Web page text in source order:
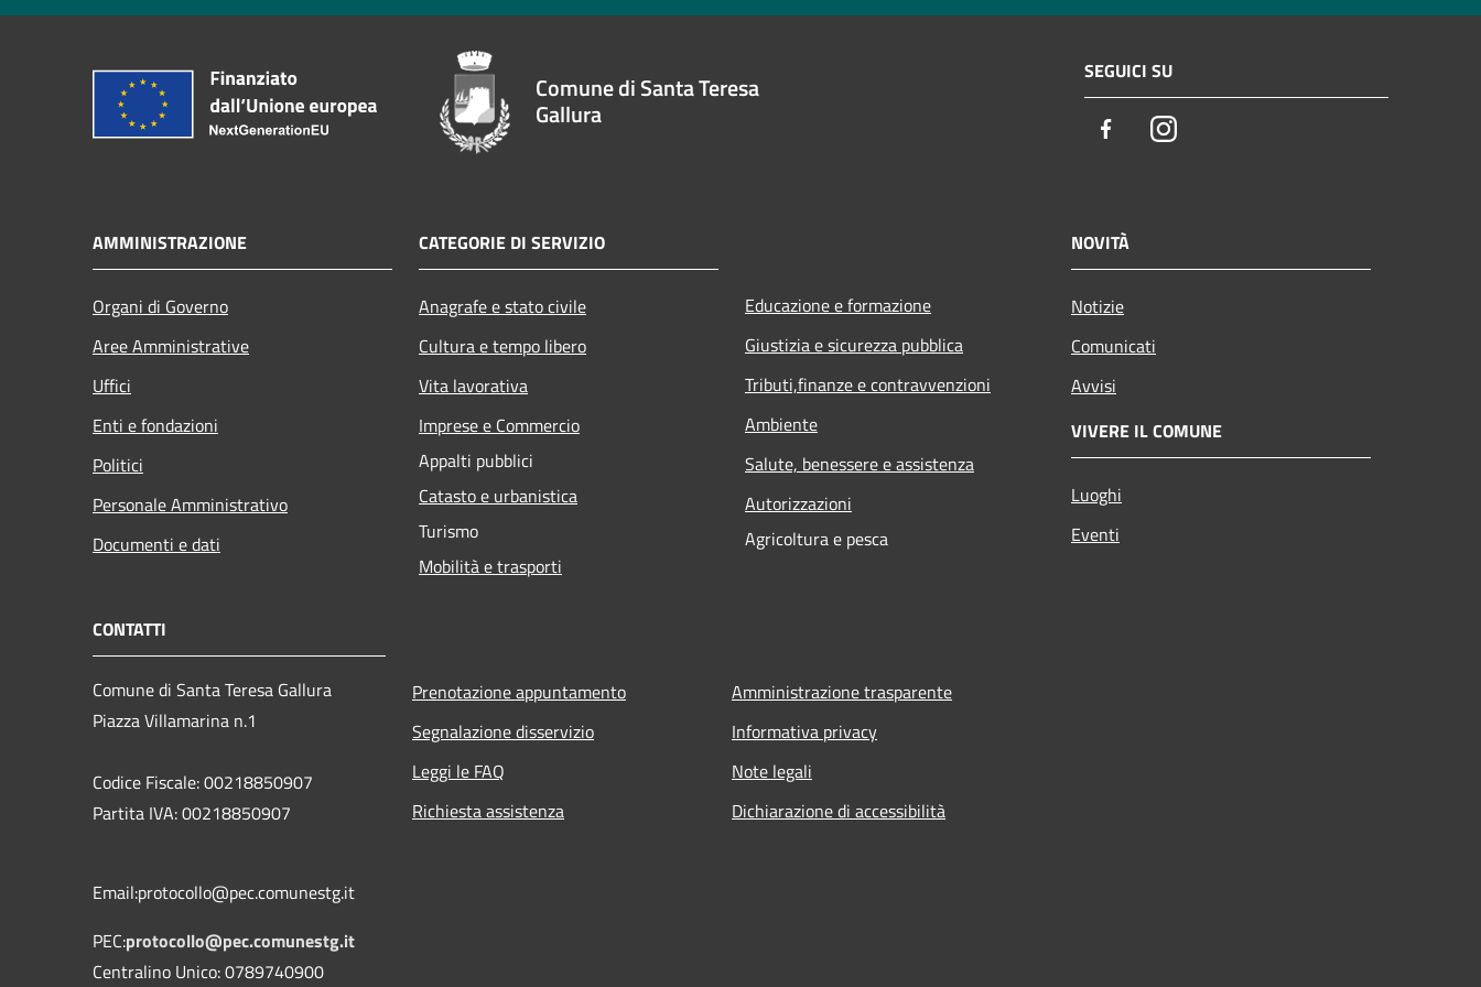
Comune di Santa Teresa
Gallura
SEGUICI SU
FacebookInstagram
AMMINISTRAZIONE
Organi di Governo
Aree Amministrative
Uffici
Enti e fondazioni
Politici
Personale Amministrativo
Documenti e dati
CATEGORIE DI SERVIZIO
Anagrafe e stato civile
Cultura e tempo libero
Vita lavorativa
Imprese e Commercio
Appalti pubblici
Catasto e urbanistica
Turismo
Mobilità e trasporti
Educazione e formazione
Giustizia e sicurezza pubblica
Tributi,finanze e contravvenzioni
Ambiente
Salute, benessere e assistenza
Autorizzazioni
Agricoltura e pesca
NOVITÀ
Notizie
Comunicati
Avvisi
VIVERE IL COMUNE
Luoghi
Eventi
CONTATTI
Comune di Santa Teresa Gallura
Piazza Villamarina n.1
Codice Fiscale: 00218850907
Partita IVA: 00218850907
Email:protocollo@pec.comunestg.it
PEC:protocollo@pec.comunestg.it
Centralino Unico: 0789740900
Prenotazione appuntamento
Segnalazione disservizio
Leggi le FAQ
Richiesta assistenza
Amministrazione trasparente
Informativa privacy
Note legali
Dichiarazione di accessibilità